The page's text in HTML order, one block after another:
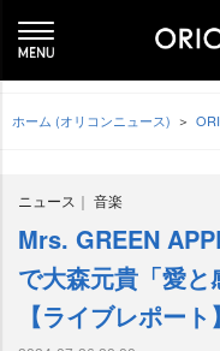
ホーム (オリコンニュース)
ニュース 音楽
Mrs. GREEN
で大森元貴「愛と
【ライブレポート】